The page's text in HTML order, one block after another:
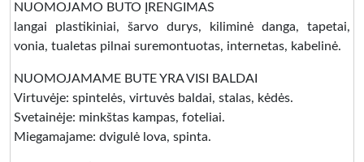
NUOMOJAMO BUTO ĮRENGIMAS
langai plastikiniai, šarvo durys, kiliminė danga, tapetai,
vonia, tualetas pilnai suremontuotas, internetas, kabelinė.
NUOMOJAMAME BUTE YRA VISI BALDAI
Virtuvėje: spintelės, virtuvės baldai, stalas, kėdės.
Svetainėje: minkštas kampas, foteliai.
Miegamajame: dvigulė lova, spinta.